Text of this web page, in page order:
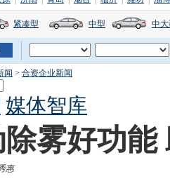
紧凑型 中型 中
闻 > 合资企业新闻
媒体智库
雾好功能
惠